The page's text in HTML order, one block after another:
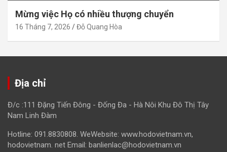
Mừng việc Họ có nhiều thượng chuyển
16 Tháng 7, 2026 Đỗ Quang Hòa
Địa chỉ
Đ/c :111 Đặng Tiến Đông - Đống Đa - Hà Nôi Khu Đô Thị Tây
Nam Linh Đàm
Hotline: 091.8830808. WeWebsite: www.hodovietnam.vn,
hodovietnam. net Email: banlienlac@hodovietnam.vn